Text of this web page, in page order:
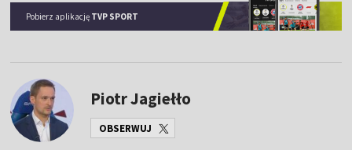
Pobierz aplikację TVP SPORT
Piotr Jagiełło
OBSERWUJ